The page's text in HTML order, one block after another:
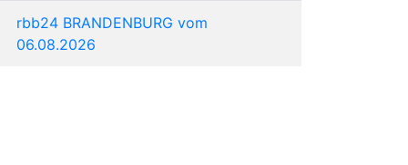
rbb24 BRANDENBURG vom
06.08.2026